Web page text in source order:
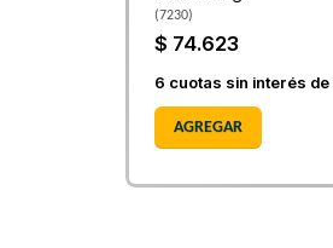
(7230)
$ 74.623
6 cuotas sin interés de
AGREGAR